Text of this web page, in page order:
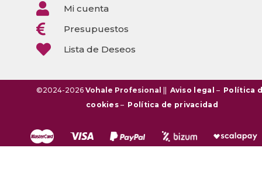
 Mi cuenta
 Presupuestos
 Lista de Deseos
©2024-2026 Vohale Profesional Aviso legal – Política
cookies– Política de privacidad